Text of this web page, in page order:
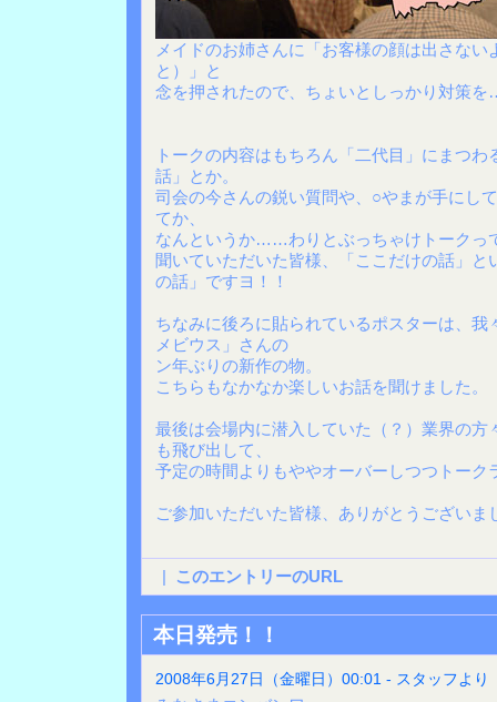
メイドのお姉さんに「お客様の顔は出さな
と）」と
念を押されたので、ちょいとしっかり対策
トークの内容はもちろん「二代目」にまつ
話」とか。
司会の今さんの鋭い質問や、○やまが手にし
てか、
なんというか……わりとぶっちゃけトークっ
聞いていただいた皆様、「ここだけの話」と
の話」ですヨ！！
ちなみに後ろに貼られているポスターは、我
メビウス」さんの
ン年ぶりの新作の物。
こちらもなかなか楽しいお話を聞けました。
最後は会場内に潜入していた（？）業界の方
も飛び出して、
予定の時間よりもややオーバーしつつトーク
ご参加いただいた皆様、ありがとうございま
| このエントリーのURL
本日発売！！
2008年6月27日（金曜日）00:01 - スタッフより